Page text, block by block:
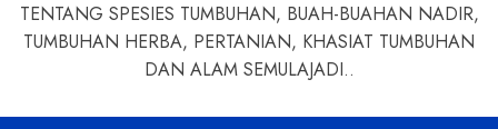
TENTANG SPESIES TUMBUHAN, BUAH-BUAHAN NADIR,
TUMBUHAN HERBA, PERTANIAN, KHASIAT TUMBUHAN
DAN ALAM SEMULAJADI..